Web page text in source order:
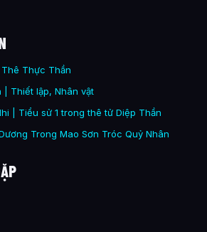
Thực Thần
Thiết lập, Nhân vật
| Tiểu sử 1 trong thê tử Diệp Thần
Trong Mao Sơn Tróc Quỷ Nhân